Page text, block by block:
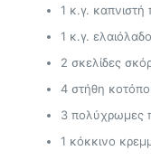
1 κ.γ. καπνιστή
1 κ.γ. ελαιόλαδο
2 σκελίδες
4 στήθη
3 πολύχρωμες
1 κόκκινο